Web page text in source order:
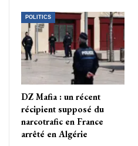
POLITICS
DZ Mafia : un récent
récipient supposé du
narcotrafic en France
arrêté en Algérie